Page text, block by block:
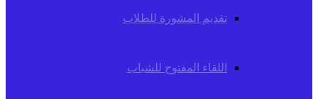
تقديم المشورة للطلاب
اللقاء المفتوح للشباب